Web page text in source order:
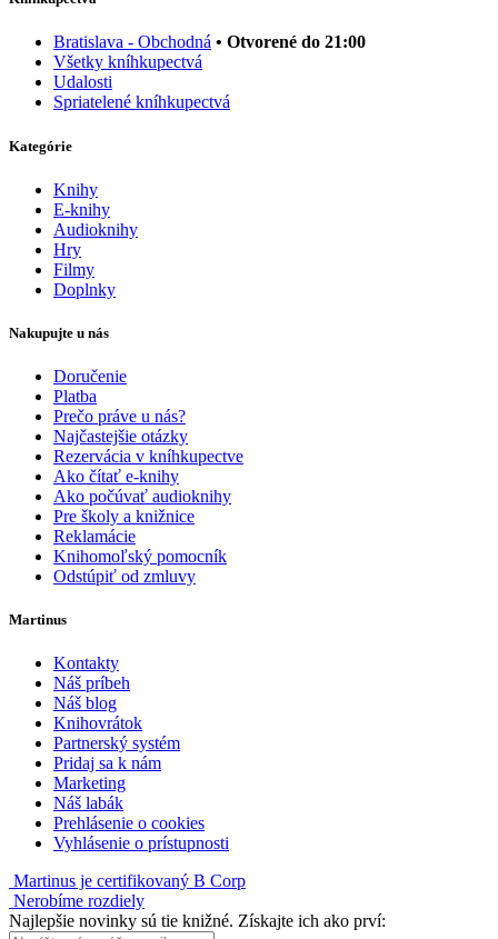
Bratislava - Obchodná • Otvorené do 21:00
Všetky kníhkupectvá
Udalosti
Spriatelené kníhkupectvá
Kategórie
Knihy
E-knihy
Audioknihy
Hry
Filmy
Doplnky
Nakupujte u nás
Doručenie
Platba
Prečo práve u nás?
Najčastejšie otázky
Rezervácia v kníhkupectve
Ako čítať e-knihy
Ako počúvať audioknihy
Pre školy a knižnice
Reklamácie
Knihomoľský pomocník
Odstúpiť od zmluvy
Martinus
Kontakty
Náš príbeh
Náš blog
Knihovrátok
Partnerský systém
Pridaj sa k nám
Marketing
Náš labák
Prehlásenie o cookies
Vyhlásenie o prístupnosti
Martinus je certifikovaný B Corp
Nerobíme rozdiely
Najlepšie novinky sú tie knižné. Získajte ich ako prví: